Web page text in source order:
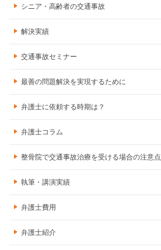
シニア・高齢者の交通事故
解決実績
交通事故セミナー
最善の問題解決を実現するために
弁護士に依頼する時期は？
弁護士コラム
整骨院で交通事故治療を受ける場合の注意点
執筆・講演実績
弁護士費用
弁護士紹介